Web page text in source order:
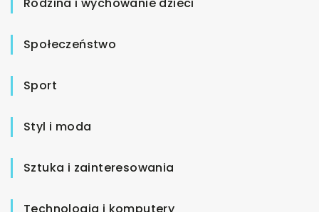
Społeczeństwo
Sport
Styl i moda
Sztuka i zainteresowania
Technologia i komputery